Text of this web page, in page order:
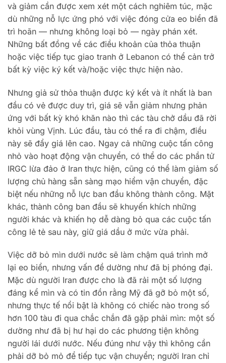
và giảm cần được xem xét một cách nghiêm túc, mặc
dù những nỗ lực ứng phó với việc đóng cửa eo biển đã
trì hoãn — nhưng không loại bỏ — ngày phán xét.
Những bất đồng về các điều khoản của thỏa thuận
hoặc việc tiếp tục giao tranh ở Lebanon có thể cản trở
bất kỳ việc ký kết và/hoặc việc thực hiện nào.
Nhưng giả sử thỏa thuận được ký kết và ít nhất là ban
đầu có vẻ được duy trì, giá sẽ vẫn giảm nhưng phản
ứng với bất kỳ khó khăn nào thì các tàu chở dầu đã rời
khỏi vùng Vịnh. Lúc đầu, tàu có thể ra đi chậm, điều
này sẽ đẩy giá lên cao. Ngay cả những cuộc tấn công
nhỏ vào hoạt động vận chuyển, có thể do các phần tử
IRGC lừa đảo ở Iran thực hiện, cũng có thể làm giảm số
lượng chủ hàng sẵn sàng mạo hiểm vận chuyển, đặc
biệt nếu những nỗ lực ban đầu không thành công. Mặt
khác, thành công ban đầu sẽ khuyến khích những
người khác và khiến họ dễ dàng bỏ qua các cuộc tấn
công lẻ tẻ sau này, giữ giá dầu ở mức vừa phải.
Việc dỡ bỏ mìn dưới nước sẽ làm chậm quá trình mở
lại eo biển, nhưng vấn đề dường như đã bị phóng đại.
Mặc dù người Iran được cho là đã rải một số lượng
đáng kể mìn và có tin đồn rằng Mỹ đã gỡ bỏ một số,
nhưng thực tế nổi bật là không có chiếc nào trong số
hơn 100 tàu đi qua chắc chắn đã gặp phải mìn: một số
dường như đã bị hư hại do các phương tiện không
người lái dưới nước. Nếu đúng như vậy thì không cần
phải dỡ bỏ mỏ để tiếp tục vận chuyển; người Iran chỉ